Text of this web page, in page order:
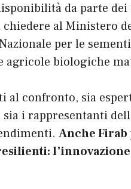
da parte
al Ministero
per le
agricole biologiche
al confronto, sia
i rappresentanti
Anche